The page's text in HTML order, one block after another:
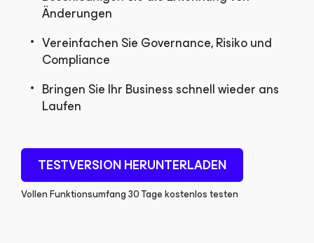
Änderungen
Vereinfachen Sie Governance, Risiko und
Compliance
Bringen Sie Ihr Business schnell wieder ans
Laufen
TESTVERSION HERUNTERLADEN
Vollen Funktionsumfang 30 Tage kostenlos testen